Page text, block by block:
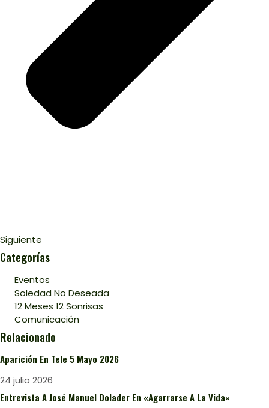
Siguiente
Categorías
Eventos
Soledad No Deseada
12 Meses 12 Sonrisas
Comunicación
Relacionado
Aparición En Tele 5 Mayo 2026
24 julio 2026
Entrevista A José Manuel Dolader En «Agarrarse A La Vida»